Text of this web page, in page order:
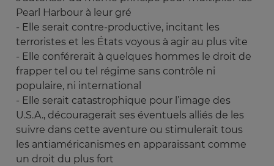
Pearl Harbour à leur gré
- Elle serait contre-productive, incitant les
terroristes et les États voyous à agir au plus vite
- Elle conférerait à quelques hommes le droit de
frapper tel ou tel régime sans contrôle ni
populaire, ni international
- Elle serait catastrophique pour l’image des
U.S.A., découragerait ses éventuels alliés de les
suivre dans cette aventure ou stimulerait tous
les antiaméricanismes en apparaissant comme
un droit du plus fort